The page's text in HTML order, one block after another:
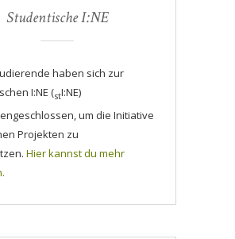
Studentische I:NE
haben sich zur
I:NE (stI:NE)
um die Initiative
Projekten zu
Hier kannst du mehr